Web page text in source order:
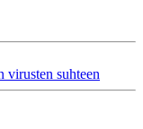
virusten suhteen